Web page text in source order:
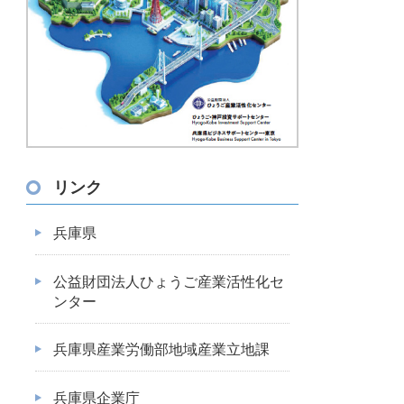
リンク
兵庫県
公益財団法人ひょうご産業活性化セ
ンター
兵庫県産業労働部地域産業立地課
兵庫県企業庁